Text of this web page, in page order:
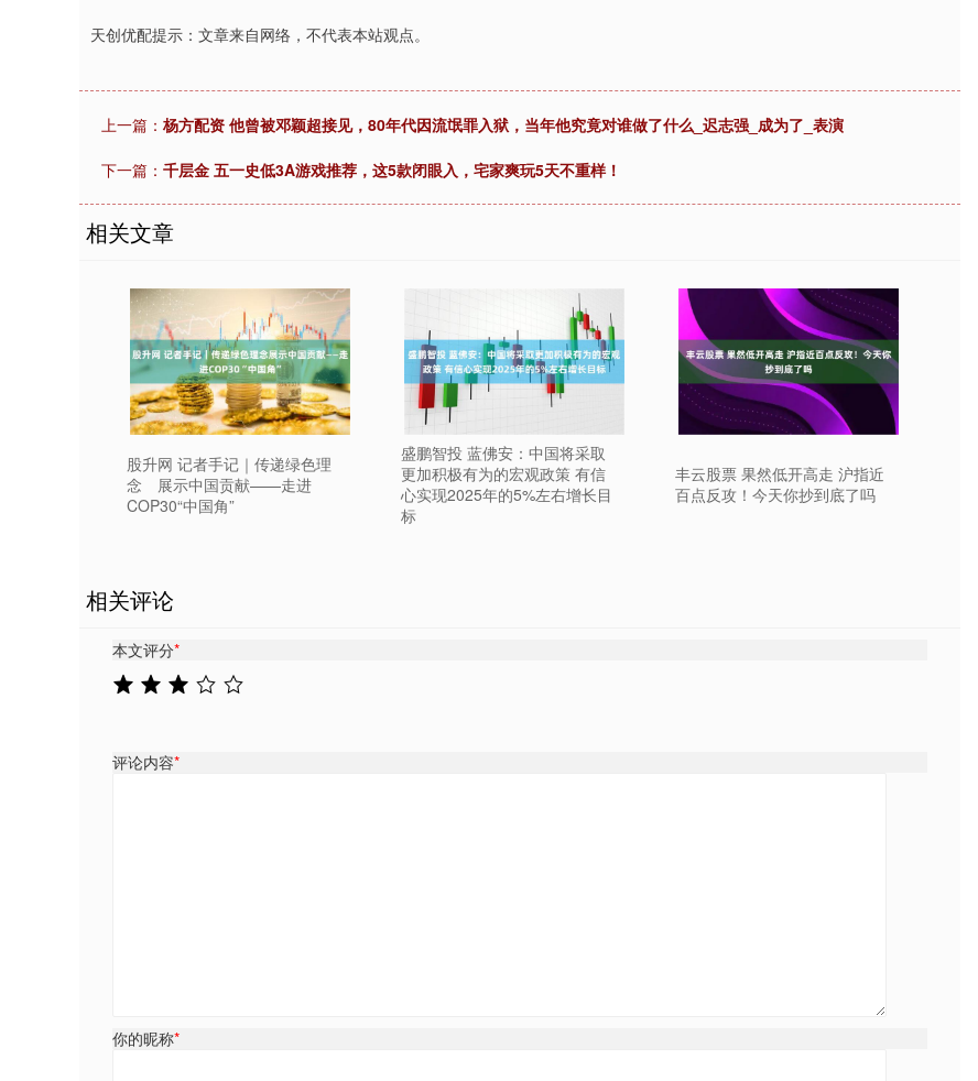
天创优配提示：文章来自网络，不代表本站观点。
上一篇： 杨方配资 他曾被邓颖超接见，80年代因流氓罪入狱，当年他究竟对谁做了什么_迟志强_成为了_表演
下一篇： 千层金 五一史低3A游戏推荐，这5款闭眼入，宅家爽玩5天不重样！
相关文章
股升网 记者手记｜传递绿色理
念 展示中国贡献——走进
COP30“中国角”
盛鹏智投 蓝佛安：中国将采取
更加积极有为的宏观政策 有信
心实现2025年的5%左右增长目
标
丰云股票 果然低开高走 沪指近
百点反攻！今天你抄到底了吗
相关评论
本文评分*
评论内容*
你的昵称*